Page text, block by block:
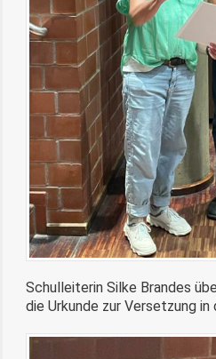
Schulleiterin Silke Brandes
die Urkunde zur Versetzung in